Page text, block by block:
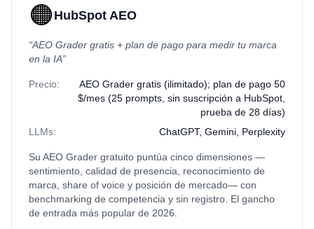
🟠 HubSpot AEO
“AEO Grader gratis + plan de pago para medir tu marca
en la IA”
Precio:
AEO Grader gratis (ilimitado); plan de pago 50
$/mes (25 prompts, sin suscripción a HubSpot,
prueba de 28 días)
LLMs:
ChatGPT, Gemini, Perplexity
Su AEO Grader gratuito puntúa cinco dimensiones —
sentimiento, calidad de presencia, reconocimiento de
marca, share of voice y posición de mercado— con
benchmarking de competencia y sin registro. El gancho
de entrada más popular de 2026.